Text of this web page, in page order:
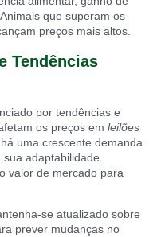
que superam os
preços mais altos.
Tendências
por tendências e
os preços em leilões
há uma crescente demanda
adaptabilidade
valor de mercado para
se atualizado sobre
prever mudanças no